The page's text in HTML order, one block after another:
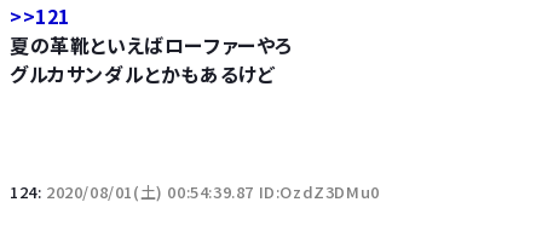
>>121
夏の革靴といえばローファーやろ
グルカサンダルとかもあるけど
124: 2020/08/01(土) 00:54:39.87 ID:OzdZ3DMu0